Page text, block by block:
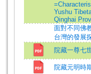
Yushu
Qinghai
面對不同佛
台灣的發展
院藏一尊七
院藏元明時